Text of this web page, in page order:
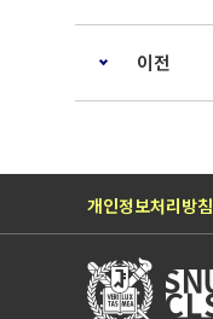
이전
개인정보처리방침